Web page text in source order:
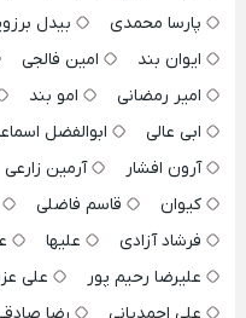
پارسا محمدی
بیدل
ایوان بند
امین فالجی
امیر رمضانی
امو بند
ابی عالی
ابوالفضل
آرون افشار
آرمین زارعی
کیوان
قاسم فاضلی
فرشاد آزادی
علیها
علیرضا رحیم پور
علی